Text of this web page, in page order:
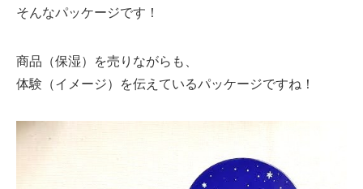
そんなパッケージです！
商品（保湿）を売りながらも、
体験（イメージ）を伝えているパッケージですね！